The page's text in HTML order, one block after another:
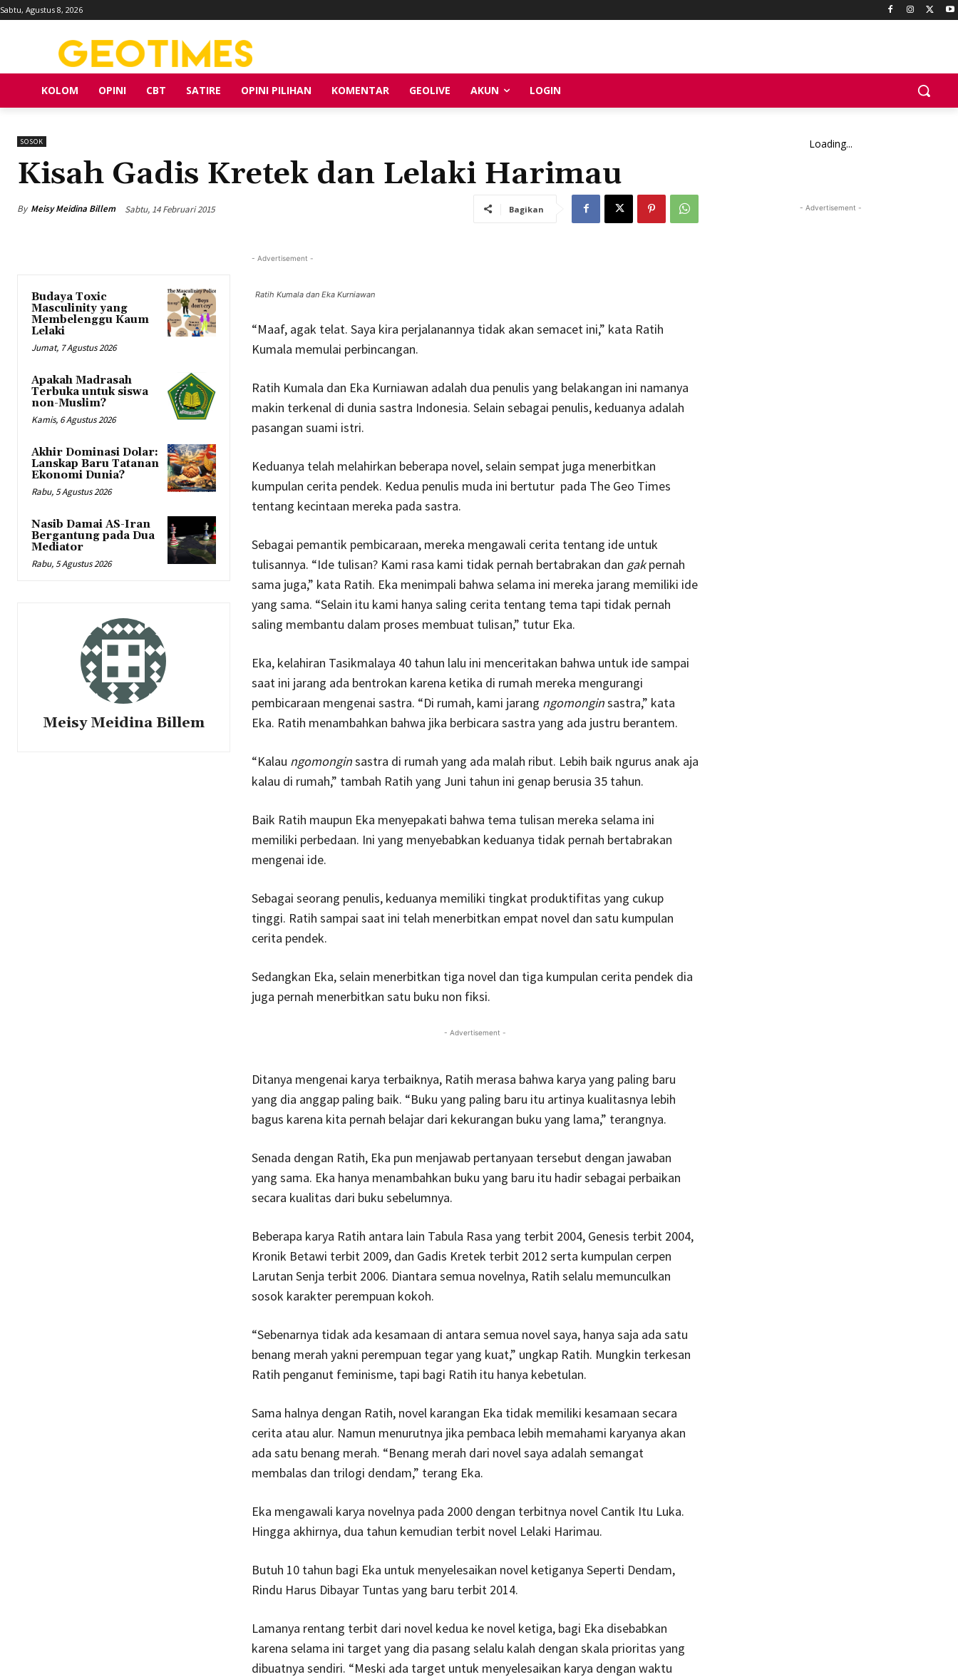
Sabtu, Agustus 8, 2026
KOLOM OPINI CBT SATIRE OPINI PILIHAN KOMENTAR GEOLIVE AKUN LOGIN
SOSOK
Kisah Gadis Kretek dan Lelaki Harimau
By Meisy Meidina Billem Sabtu, 14 Februari 2015 Bagikan
Budaya Toxic
Masculinity yang
Membelenggu Kaum
Lelaki
Jumat, 7 Agustus 2026
Apakah Madrasah
Terbuka untuk siswa
non-Muslim?
Kamis, 6 Agustus 2026
Akhir Dominasi Dolar:
Lanskap Baru Tatanan
Ekonomi Dunia?
Rabu, 5 Agustus 2026
Nasib Damai AS-Iran
Bergantung pada Dua
Mediator
Rabu, 5 Agustus 2026
Meisy Meidina Billem
- Advertisement -
Ratih Kumala dan Eka Kurniawan
“Maaf, agak telat. Saya kira perjalanannya tidak akan semacet ini,” kata Ratih
Kumala memulai perbincangan.
Ratih Kumala dan Eka Kurniawan adalah dua penulis yang belakangan ini namanya
makin terkenal di dunia sastra Indonesia. Selain sebagai penulis, keduanya adalah
pasangan suami istri.
Keduanya telah melahirkan beberapa novel, selain sempat juga menerbitkan
kumpulan cerita pendek. Kedua penulis muda ini bertutur pada The Geo Times
tentang kecintaan mereka pada sastra.
Sebagai pemantik pembicaraan, mereka mengawali cerita tentang ide untuk
tulisannya. “Ide tulisan? Kami rasa kami tidak pernah bertabrakan dan gakpernah
sama juga,” kata Ratih. Eka menimpali bahwa selama ini mereka jarang memiliki ide
yang sama. “Selain itu kami hanya saling cerita tentang tema tapi tidak pernah
saling membantu dalam proses membuat tulisan,” tutur Eka.
Eka, kelahiran Tasikmalaya 40 tahun lalu ini menceritakan bahwa untuk ide sampai
saat ini jarang ada bentrokan karena ketika di rumah mereka mengurangi
pembicaraan mengenai sastra. “Di rumah, kami jarang ngomonginsastra,” kata
Eka. Ratih menambahkan bahwa jika berbicara sastra yang ada justru berantem.
“Kalau ngomonginsastra di rumah yang ada malah ribut. Lebih baik ngurus anak aja
kalau di rumah,” tambah Ratih yang Juni tahun ini genap berusia 35 tahun.
Baik Ratih maupun Eka menyepakati bahwa tema tulisan mereka selama ini
memiliki perbedaan. Ini yang menyebabkan keduanya tidak pernah bertabrakan
mengenai ide.
Sebagai seorang penulis, keduanya memiliki tingkat produktifitas yang cukup
tinggi. Ratih sampai saat ini telah menerbitkan empat novel dan satu kumpulan
cerita pendek.
Sedangkan Eka, selain menerbitkan tiga novel dan tiga kumpulan cerita pendek dia
juga pernah menerbitkan satu buku non fiksi.
- Advertisement -
Ditanya mengenai karya terbaiknya, Ratih merasa bahwa karya yang paling baru
yang dia anggap paling baik. “Buku yang paling baru itu artinya kualitasnya lebih
bagus karena kita pernah belajar dari kekurangan buku yang lama,” terangnya.
Senada dengan Ratih, Eka pun menjawab pertanyaan tersebut dengan jawaban
yang sama. Eka hanya menambahkan buku yang baru itu hadir sebagai perbaikan
secara kualitas dari buku sebelumnya.
Beberapa karya Ratih antara lain Tabula Rasa yang terbit 2004, Genesis terbit 2004,
Kronik Betawi terbit 2009, dan Gadis Kretek terbit 2012 serta kumpulan cerpen
Larutan Senja terbit 2006. Diantara semua novelnya, Ratih selalu memunculkan
sosok karakter perempuan kokoh.
“Sebenarnya tidak ada kesamaan di antara semua novel saya, hanya saja ada satu
benang merah yakni perempuan tegar yang kuat,” ungkap Ratih. Mungkin terkesan
Ratih penganut feminisme, tapi bagi Ratih itu hanya kebetulan.
Sama halnya dengan Ratih, novel karangan Eka tidak memiliki kesamaan secara
cerita atau alur. Namun menurutnya jika pembaca lebih memahami karyanya akan
ada satu benang merah. “Benang merah dari novel saya adalah semangat
membalas dan trilogi dendam,” terang Eka.
Eka mengawali karya novelnya pada 2000 dengan terbitnya novel Cantik Itu Luka.
Hingga akhirnya, dua tahun kemudian terbit novel Lelaki Harimau.
Butuh 10 tahun bagi Eka untuk menyelesaikan novel ketiganya Seperti Dendam,
Rindu Harus Dibayar Tuntas yang baru terbit 2014.
Lamanya rentang terbit dari novel kedua ke novel ketiga, bagi Eka disebabkan
karena selama ini target yang dia pasang selalu kalah dengan skala prioritas yang
dibuatnya sendiri. “Meski ada target untuk menyelesaikan karya dengan waktu
Loading...
- Advertisement -